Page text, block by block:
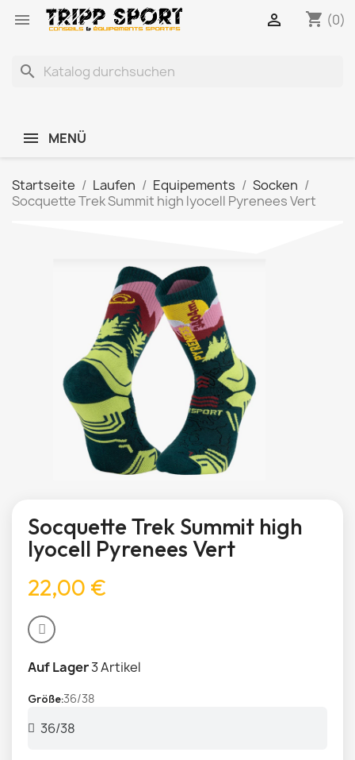
 shopping_cart (0)

search
MENÜ
Startseite Laufen Equipements
Socken
Socquette Trek Summit high lyocell Pyrenees Vert
Socquette Trek Summit high
lyocell Pyrenees Vert
22,00 €
Auf Lager3 Artikel
Größe 36/38